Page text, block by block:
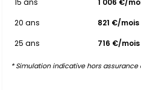
15 ans 1 006 €/
20 ans
821 €/mois
25 ans
716 €/mois
* Simulation indicative hors assurance